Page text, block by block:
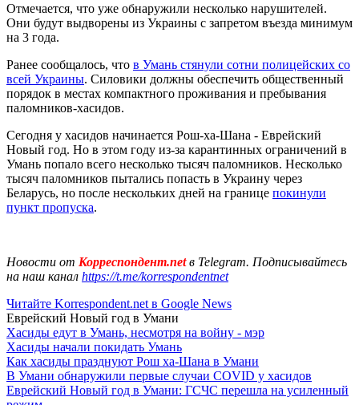
Отмечается, что уже обнаружили несколько нарушителей.
Они будут выдворены из Украины с запретом въезда минимум
на 3 года.
Ранее сообщалось, что в Умань стянули сотни полицейских со
всей Украины. Силовики должны обеспечить общественный
порядок в местах компактного проживания и пребывания
паломников-хасидов.
Сегодня у хасидов начинается Рош-ха-Шана - Еврейский
Новый год. Но в этом году из-за карантинных ограничений в
Умань попало всего несколько тысяч паломников. Несколько
тысяч паломников пытались попасть в Украину через
Беларусь, но после нескольких дней на границе покинули
пункт пропуска.
Новости от Корреспондент.netв Telegram. Подписывайтесь
на наш канал https://t.me/korrespondentnet
Читайте Korrespondent.net в Google News
Еврейский Новый год в Умани
Хасиды едут в Умань, несмотря на войну - мэр
Хасиды начали покидать Умань
Как хасиды празднуют Рош ха-Шана в Умани
В Умани обнаружили первые случаи COVID у хасидов
Еврейский Новый год в Умани: ГСЧС перешла на усиленный